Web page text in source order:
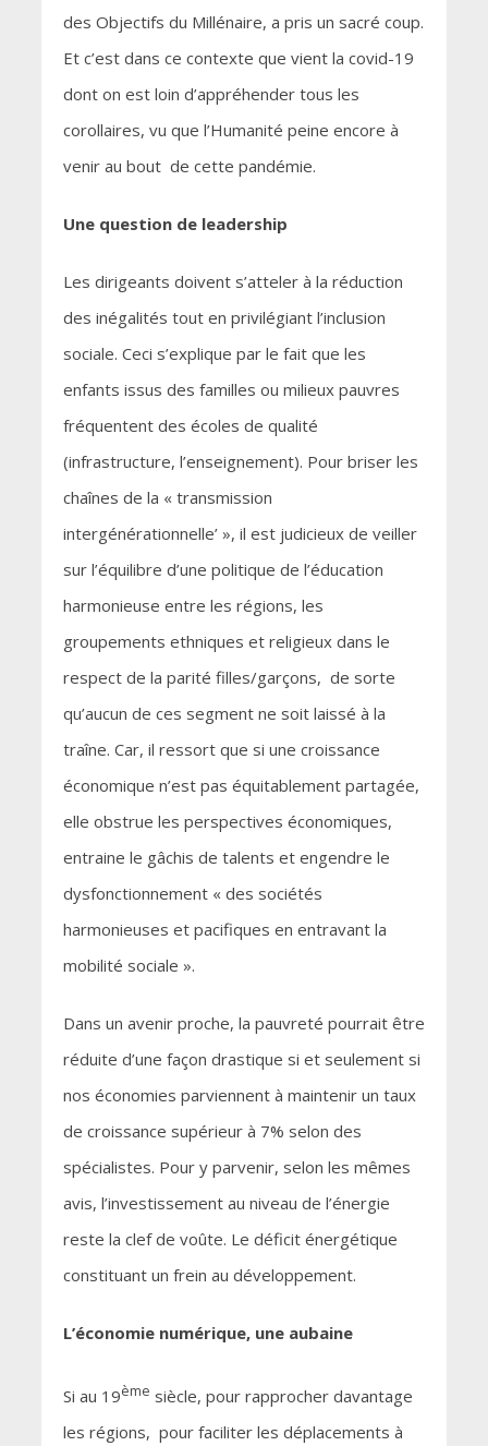
des Objectifs du Millénaire, a pris un sacré coup.
Et c’est dans ce contexte que vient la covid-19
dont on est loin d’appréhender tous les
corollaires, vu que l’Humanité peine encore à
venir au bout de cette pandémie.
Une question de leadership
Les dirigeants doivent s’atteler à la réduction
des inégalités tout en privilégiant l’inclusion
sociale. Ceci s’explique par le fait que les
enfants issus des familles ou milieux pauvres
fréquentent des écoles de qualité
(infrastructure, l’enseignement). Pour briser les
chaînes de la « transmission
intergénérationnelle’ », il est judicieux de veiller
sur l’équilibre d’une politique de l’éducation
harmonieuse entre les régions, les
groupements ethniques et religieux dans le
respect de la parité filles/garçons, de sorte
qu’aucun de ces segment ne soit laissé à la
traîne. Car, il ressort que si une croissance
économique n’est pas équitablement partagée,
elle obstrue les perspectives économiques,
entraine le gâchis de talents et engendre le
dysfonctionnement « des sociétés
harmonieuses et pacifiques en entravant la
mobilité sociale ».
Dans un avenir proche, la pauvreté pourrait être
réduite d’une façon drastique si et seulement si
nos économies parviennent à maintenir un taux
de croissance supérieur à 7% selon des
spécialistes. Pour y parvenir, selon les mêmes
avis, l’investissement au niveau de l’énergie
reste la clef de voûte. Le déficit énergétique
constituant un frein au développement.
L’économie numérique, une aubaine
Si au 19ème siècle, pour rapprocher davantage
les régions, pour faciliter les déplacements à